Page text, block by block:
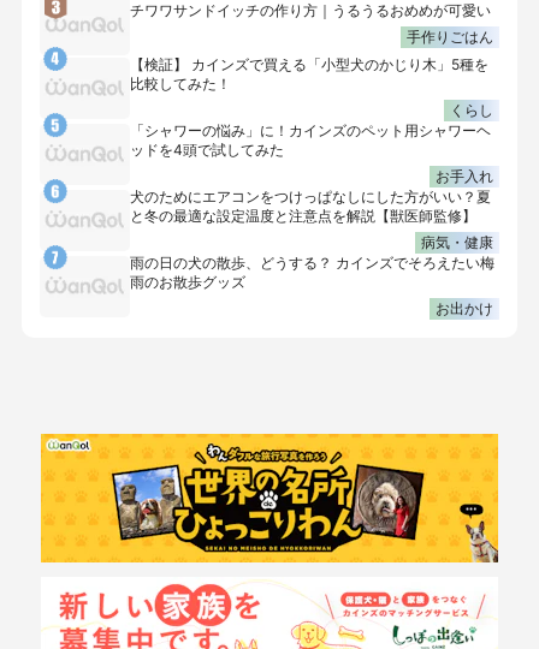
チワワサンドイッチの作り方｜うるうるおめめが可愛い
手作りごはん
【検証】 カインズで買える「小型犬のかじり木」5種を
比較してみた！
くらし
「シャワーの悩み」に！カインズのペット用シャワーヘ
ッドを4頭で試してみた
お手入れ
犬のためにエアコンをつけっぱなしにした方がいい？夏
と冬の最適な設定温度と注意点を解説【獣医師監修】
病気・健康
雨の日の犬の散歩、どうする？ カインズでそろえたい梅
雨のお散歩グッズ
お出かけ